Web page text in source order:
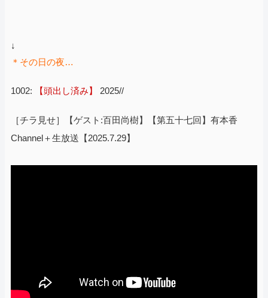
↓
＊その日の夜…
1002: 【頭出し済み】 2025//
［チラ見せ］【ゲスト:百田尚樹】【第五十七回】有本香
Channel＋生放送【2025.7.29】